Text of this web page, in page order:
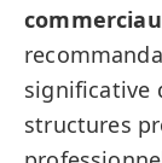
significative
structures